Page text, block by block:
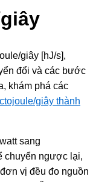
giây [hJ/s],
đổi và các bước
khám phá các
giây thành
sang
chuyển ngược lại,
vị đều đo nguồn